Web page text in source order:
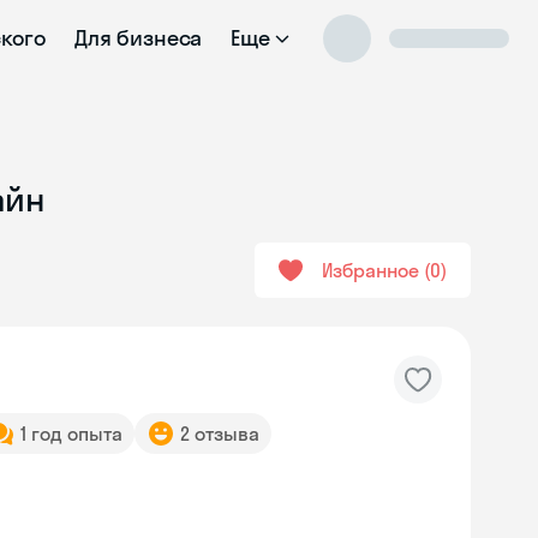
Для бизнеса Еще
Избранное 0
1 год опыта 2 отзыва